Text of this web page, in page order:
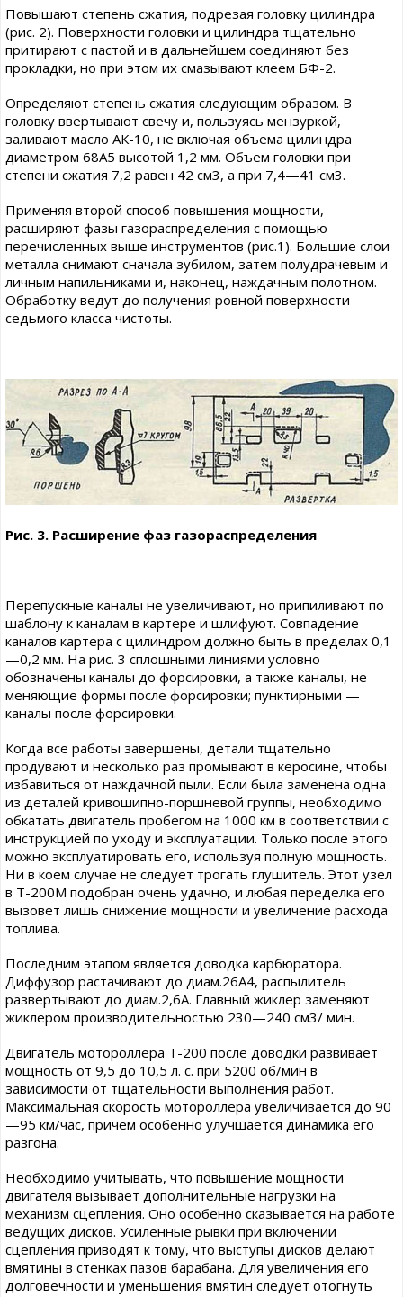
Повышают степень сжатия, подрезая головку цилиндра
(рис. 2). Поверхности головки и цилиндра тщательно
притирают с пастой и в дальнейшем соединяют без
прокладки, но при этом их смазывают клеем БФ-2.
Определяют степень сжатия следующим образом. В
головку ввертывают свечу и, пользуясь мензуркой,
заливают масло АК-10, не включая объема цилиндра
диаметром 68А5 высотой 1,2 мм. Объем головки при
степени сжатия 7,2 равен 42 см3, а при 7,4—41 см3.
Применяя второй способ повышения мощности,
расширяют фазы газораспределения с помощью
перечисленных выше инструментов (рис.1). Большие слои
металла снимают сначала зубилом, затем полудрачевым и
личным напильниками и, наконец, наждачным полотном.
Обработку ведут до получения ровной поверхности
седьмого класса чистоты.
Рис. 3. Расширение фаз газораспределения
Перепускные каналы не увеличивают, но припиливают по
шаблону к каналам в картере и шлифуют. Совпадение
каналов картера с цилиндром должно быть в пределах 0,1
—0,2 мм. На рис. 3 сплошными линиями условно
обозначены каналы до форсировки, а также каналы, не
меняющие формы после форсировки; пунктирными —
каналы после форсировки.
Когда все работы завершены, детали тщательно
продувают и несколько раз промывают в керосине, чтобы
избавиться от наждачной пыли. Если была заменена одна
из деталей кривошипно-поршневой группы, необходимо
обкатать двигатель пробегом на 1000 км в соответствии с
инструкцией по уходу и эксплуатации. Только после этого
можно эксплуатировать его, используя полную мощность.
Ни в коем случае не следует трогать глушитель. Этот узел
в Т-200М подобран очень удачно, и любая переделка его
вызовет лишь снижение мощности и увеличение расхода
топлива.
Последним этапом является доводка карбюратора.
Диффузор растачивают до диам.26А4, распылитель
развертывают до диам.2,6А. Главный жиклер заменяют
жиклером производительностью 230—240 см3/ мин.
Двигатель мотороллера Т-200 после доводки развивает
мощность от 9,5 до 10,5 л. с. при 5200 об/мин в
зависимости от тщательности выполнения работ.
Максимальная скорость мотороллера увеличивается до 90
—95 км/час, причем особенно улучшается динамика его
разгона.
Необходимо учитывать, что повышение мощности
двигателя вызывает дополнительные нагрузки на
механизм сцепления. Оно особенно сказывается на работе
ведущих дисков. Усиленные рывки при включении
сцепления приводят к тому, что выступы дисков делают
вмятины в стенках пазов барабана. Для увеличения его
долговечности и уменьшения вмятин следует отогнуть